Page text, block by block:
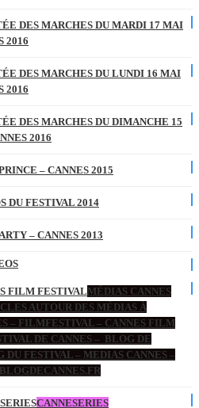
DES MARCHES DU MARDI 17 MAI
2016
DES MARCHES DU LUNDI 16 MAI
2016
DES MARCHES DU DIMANCHE 15
2016
– CANNES 2015
DU FESTIVAL 2014
– CANNES 2013
FILM FESTIVALMÉDIAS CANNES
AUTOUR DES MÉDIAS À
– FILMFESTIVAL – CANNES FILM
DE CANNES – BLOG DE
DU FESTIVAL – MEDIAS CANNES –
CANNESERIES